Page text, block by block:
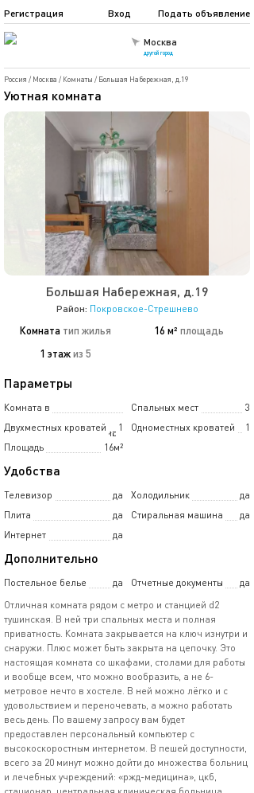
Москва
другой город
Подать объявление
Регистрация Вход
Россия / Москва / Комнаты / Большая Набережная, д.19
Уютная комната
Большая Набережная, д.19
Район: Покровское-Стрешнево
Комната тип жилья 16 м² площадь
1 этажиз 5
Параметры
Комната в
4-комнатной квартире
Спальных мест
3
Двухместных кроватей
1 Одноместных кроватей
1
Площадь
16м²
Удобства
Телевизор да Холодильник
да
Плита
да Стиральная машина
да
Интернет
да
Дополнительно
Постельное белье да Отчетные документы
да
Отличная комната рядом с метро и станцией d2
тушинская. В ней три спальных места и полная
приватность. Комната закрывается на ключ изнутри и
снаружи. Плюс может быть закрыта на цепочку. Это
настоящая комната со шкафами, столами для работы
и вообще всем, что можно вообразить, а не 6-
метровое нечто в хостеле. В ней можно лёгко и с
удовольствием и переночевать, а можно работать
весь день. По вашему запросу вам будет
предоставлен персональный компьютер с
высокоскоростным интернетом. В пешей доступности,
всего за 20 минут можно дойти до множества больниц
и лечебных учреждений: «ржд-медицина», цкб,